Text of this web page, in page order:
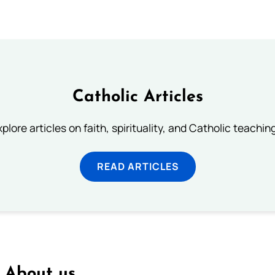
Catholic Articles
articles on faith, spirituality, and Catholic
READ ARTICLES